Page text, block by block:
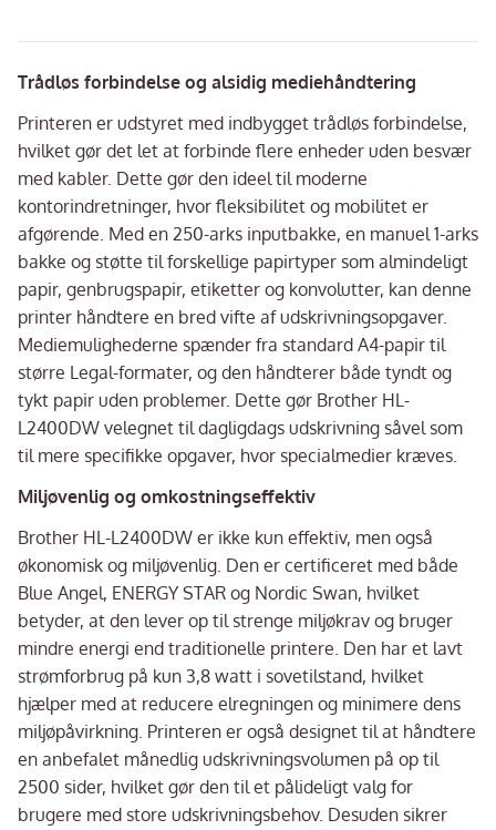
Trådløs forbindelse og alsidig mediehåndtering
Printeren er udstyret med indbygget trådløs forbindelse,
hvilket gør det let at forbinde flere enheder uden besvær
med kabler. Dette gør den ideel til moderne
kontorindretninger, hvor fleksibilitet og mobilitet er
afgørende. Med en 250-arks inputbakke, en manuel 1-arks
bakke og støtte til forskellige papirtyper som almindeligt
papir, genbrugspapir, etiketter og konvolutter, kan denne
printer håndtere en bred vifte af udskrivningsopgaver.
Mediemulighederne spænder fra standard A4-papir til
større Legal-formater, og den håndterer både tyndt og
tykt papir uden problemer. Dette gør Brother HL-
L2400DW velegnet til dagligdags udskrivning såvel som
til mere specifikke opgaver, hvor specialmedier kræves.
Miljøvenlig og omkostningseffektiv
Brother HL-L2400DW er ikke kun effektiv, men også
økonomisk og miljøvenlig. Den er certificeret med både
Blue Angel, ENERGY STAR og Nordic Swan, hvilket
betyder, at den lever op til strenge miljøkrav og bruger
mindre energi end traditionelle printere. Den har et lavt
strømforbrug på kun 3,8 watt i sovetilstand, hvilket
hjælper med at reducere elregningen og minimere dens
miljøpåvirkning. Printeren er også designet til at håndtere
en anbefalet månedlig udskrivningsvolumen på op til
2500 sider, hvilket gør den til et pålideligt valg for
brugere med store udskrivningsbehov. Desuden sikrer